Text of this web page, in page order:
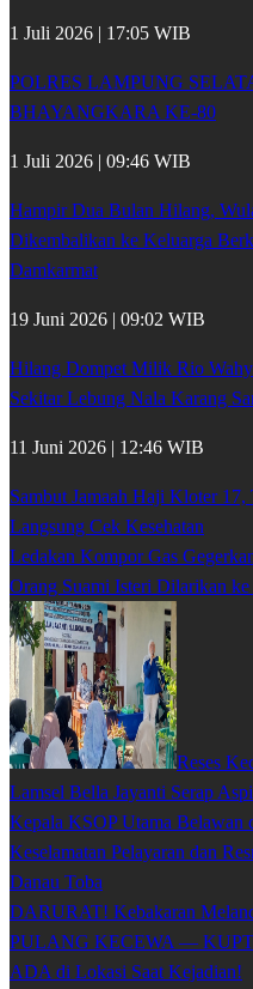
1 Juli 2026 | 17:05 WIB
POLRES LAMPUNG
BHAYANGKARA KE-80
1 Juli 2026 | 09:46 WIB
Hampir Dua Bulan Hilang,
Dikembalikan ke Keluarga
Damkarmat
19 Juni 2026 | 09:02 WIB
Hilang Dompet Milik Rio
Sekitar Lebung Nala Karang
11 Juni 2026 | 12:46 WIB
Sambut Jamaah Haji Kloter
Langsung Cek Kesehatan
Ledakan Kompor Gas
Orang Suami Isteri Dilarikan
Reses
Lamsel Bella Jayanti Serap
Kepala KSOP Utama Belawan
Keselamatan Pelayaran dan
Danau Toba
DARURAT! Kebakaran
PULANG KECEWA — KUPT
ADA di Lokasi Saat Kejadian!